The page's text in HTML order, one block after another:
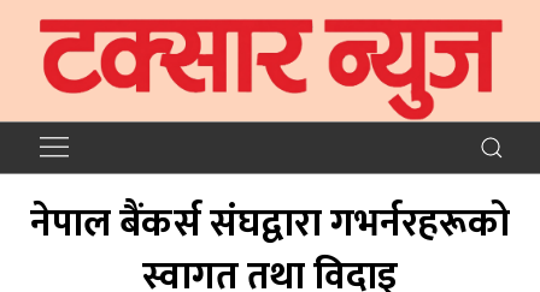
नेपाल बैंकर्स संघद्वारा गभर्नरहरूको
स्वागत तथा विदाइ